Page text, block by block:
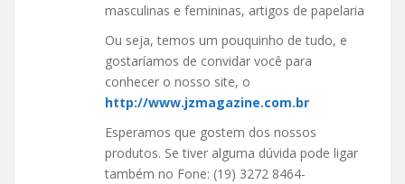
masculinas e femininas, artigos de papelaria
Ou seja, temos um pouquinho de tudo, e
gostaríamos de convidar você para
conhecer o nosso site, o
http://www.jzmagazine.com.br
Esperamos que gostem dos nossos
produtos. Se tiver alguma dúvida pode ligar
também no Fone: (19) 3272 8464-